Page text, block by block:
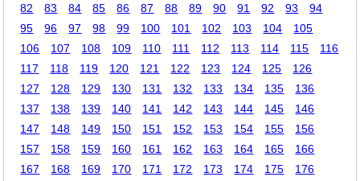
82
83 84 85 86 87 88 89 90 91 92 93
94
95
96 97 98 99 100 101 102 103 104
105
106
107 108 109 110 111 112 113 114 115
116
117
118 119 120 121 122 123 124 125
126
127
128 129 130 131 132 133 134 135
136
137
138 139 140 141 142 143 144 145
146
147
148 149 150 151 152 153 154 155
156
157
158 159 160 161 162 163 164 165
166
167
168 169 170 171 172 173 174 175
176